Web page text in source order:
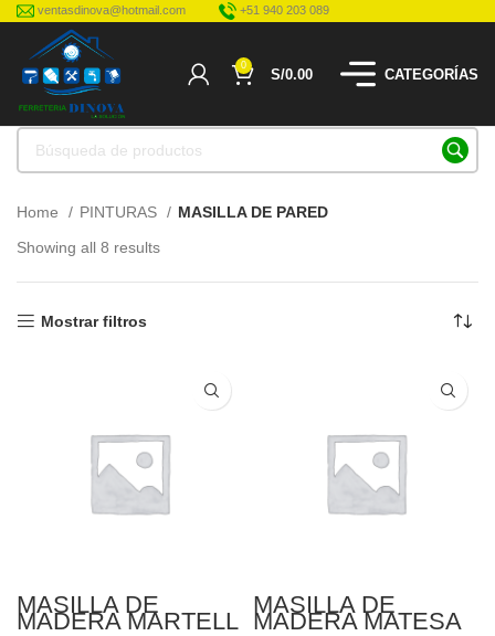
ventasdinova@hotmail.com +51 940 203 089
0
S/0.00 CATEGORÍAS
Home PINTURAS
MASILLA DE PARED
Showing all 8 results
Mostrar filtros
MASILLA DE
MADERA MARTELL
MASILLA DE
MADERA MATESA